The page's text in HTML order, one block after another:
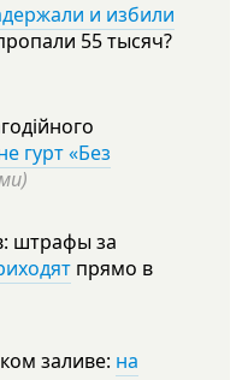
и избили
55тысяч?
гурт «Без
штрафы за
прямо в
заливе: на